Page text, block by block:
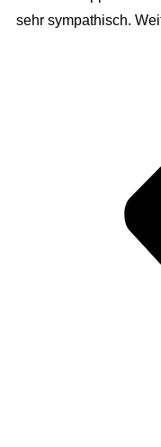
sehr sympathisch.